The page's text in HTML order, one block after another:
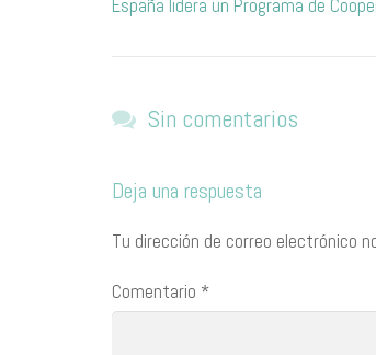
España lidera un Programa de
Sin comentarios
Deja una respuesta
Tu dirección de correo electrónico
Comentario *